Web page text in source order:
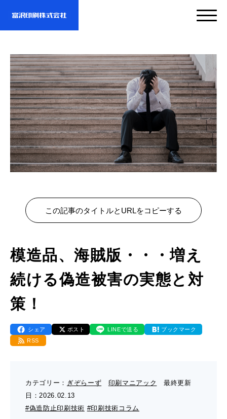
- サービスTOP
- 映像・動画制作
- ぎぞらーず
- デザイン
- 高精細印刷
企業情報
- 企業情報TOP
- ごあいさつ
- 会社概要
- アクセス
- CSR活動
実績紹介
- すべての実績
- 映像・動画制作
- ぎぞらーず
- 販促グッズ
- オンデマンド印刷
- 高精細印刷
お問い合わせ・資料DL
- お問い合わせTOP
- お問い合わせ
- 工場見学のお問い合わせ
- ぎぞらーず資料請求
わたしたちについて
ブログ（印刷マニアック）
工場見学
この記事のタイトルとURLをコピーする
模造品、海賊版・・・増え
続ける偽造被害の実態と対
策！
シェア ポスト LINEで送る
ブックマーク
RSS
カテゴリー： ぎぞらーず 印刷マニアック
最終更新
日：2026.02.13
#偽造防止印刷技術 #印刷技術コラム